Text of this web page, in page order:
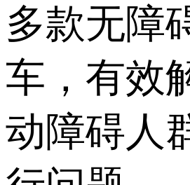
多款无障
车，有效
动障碍人